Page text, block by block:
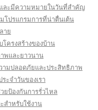
ละมีความหมายในวันที่สำคัญ
โปรแกรมการที่น่าตื่นเต้น
าย
ครงสร้างของบ้าน
พและยาวนาน
มปลอดภัยและประสิทธิภาพ
ะจำวันของเรา
ยป้องกันการรั่วไหล
สำหรับใช้งาน